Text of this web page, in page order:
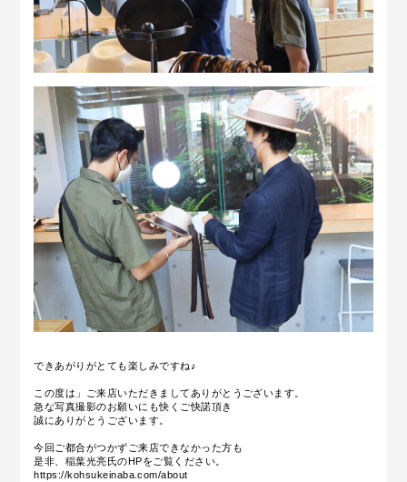
できあがりがとても楽しみですね♪
この度は」ご来店いただきましてありがとうございます。
急な写真撮影のお願いにも快くご快諾頂き
誠にありがとうございます。
今回ご都合がつかずご来店できなかった方も
是非、稲葉光亮氏のHPをご覧ください。
https://kohsukeinaba.com/about